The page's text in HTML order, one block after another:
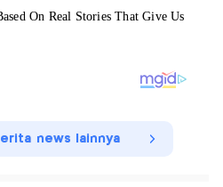
news lainnya